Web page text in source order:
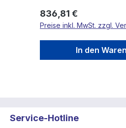
Regulärer Preis:
836,81 €
Preise inkl. MwSt. zzgl.
In den
Service-Hotline